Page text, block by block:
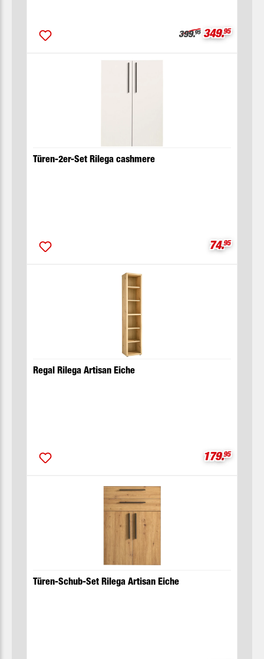
Regulärer Preis:
399.95 349.95
Türen-2er-Set Rilega cashmere
74.95
Regal Rilega Artisan Eiche
179.95
Türen-Schub-Set Rilega Artisan Eiche